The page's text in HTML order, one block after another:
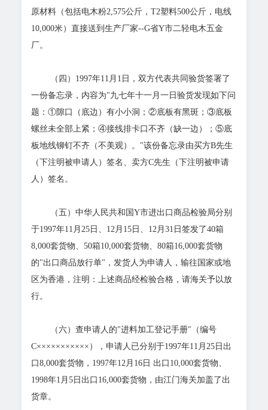
原材料（包括电木粉2,575公斤，T2塑料500公斤，电线
10,000米）直接送到生产厂家--G省Y市二轻电木五金
厂。
（四）1997年11月1日，双方代表共同验货签署了
一份备忘录，内容为"九七年十一月一日验货发现如下问
题：①隙口（底边）有小小洞；②底板有黑斑；③底板
螺丝未全部上紧；④接线排卡口不齐（缺一边）；⑤底
板地线铆钉不齐（不美观）。"该份备忘录由买方B先生
（下注明被申请人）签名、卖方C先生（下注明被申请
人）签名。
（五）中华人民共和国Y市进出口商品检验局分别
于1997年11月25日、12月15日、12月31日签发了40箱
8,000套货物、50箱10,000套货物、80箱16,000套货物
的"出口商品放行单"，发货人为申请人，输往国家或地
区为香港，注明：上述商品经检验合格，请海关予以放
行。
（六）查申请人的"进料加工登记手册"（编号
C×××××××××××），申请人已分别于1997年11月25日出
口8,000套货物，1997年12月16日 出口10,000套货物、
1998年1月5日出口16,000套货物，由江门海关加盖了出
货章。